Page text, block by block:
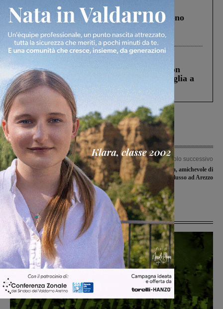
Cronaca
Un anno fa la strage in A1 in cui morirono
Gianni, Giulia e Franco. Lo schianto, il
processo, lo stop ai sorpassi fra tir....
Cronaca 3 Agosto 2026
Scomparso da una struttura di Castiglion
Fiorentino l’uomo che aveva ucciso la figlia a
Levane nel 2020
Articolo precedente
Rinviato a giudizio per quattro casi il
bidello della materna di Montevarchi
accusato di abusi sui bambini
Articolo successivo
Terranuova Traiana, amichevole di
lusso ad Arezzo
Ultime Notizie